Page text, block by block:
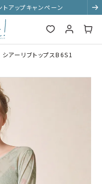
アップキャンペーン
シアーリブトップスB6S1